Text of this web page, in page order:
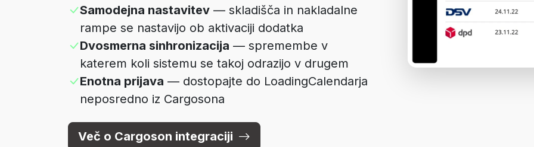
Samodejna nastavitev — skladišča in nakladalne
rampe se nastavijo ob aktivaciji dodatka
Dvosmerna sinhronizacija — spremembe v
katerem koli sistemu se takoj odrazijo v drugem
Enotna prijava — dostopajte do LoadingCalendarja
neposredno iz Cargosona
Več o Cargoson integraciji